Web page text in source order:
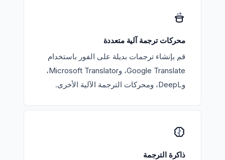
محركات ترجمة آلية متعددة
قم بإنشاء ترجمات بديلة على الفور باستخدام
Google Translate، وMicrosoft Translator،
وDeepL، ومحركات الترجمة الآلية الأخرى.
ذاكرة الترجمة